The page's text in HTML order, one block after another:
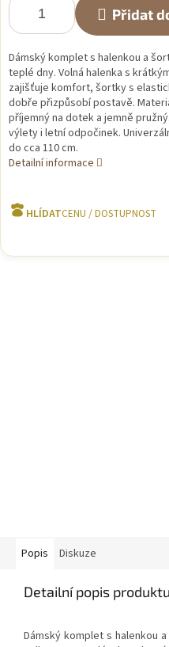
Přidat
Dámský komplet s halenkou a
teplé dny. Volná halenka s
zajišťuje komfort, šortky s
dobře přizpůsobí postavě.
příjemný na dotek a jemně
výlety i letní odpočinek.
do cca 110 cm.
Detailní informace
HLÍDAT
Popis Diskuze
Detailní popis produktu
Dámský komplet s halenkou